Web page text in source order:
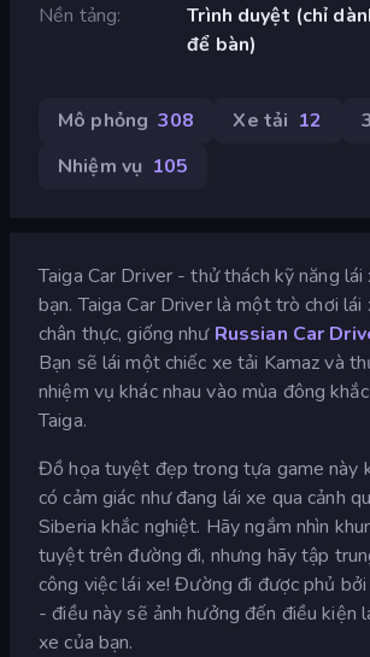
Nền tảng
Trình duyệt (chỉ
để bàn)
Mô phỏng 308 Xe tải 12
Nhiệm vụ 105
Taiga Car Driver - thử thách kỹ năng lái
bạn. Taiga Car Driver là một trò chơi
chân thực, giống như Russian Car
Bạn sẽ lái một chiếc xe tải Kamaz và
nhiệm vụ khác nhau vào mùa đông
Taiga.
Đồ họa tuyệt đẹp trong tựa game này
có cảm giác như đang lái xe qua cảnh
Siberia khắc nghiệt. Hãy ngắm nhìn
tuyệt trên đường đi, nhưng hãy tập
công việc lái xe! Đường đi được phủ
- điều này sẽ ảnh hưởng đến điều kiện
xe của bạn.